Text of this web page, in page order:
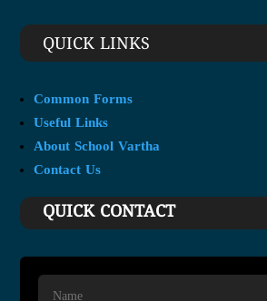
QUICK LINKS
Common Forms
Useful Links
About School Vartha
Contact Us
QUICK CONTACT